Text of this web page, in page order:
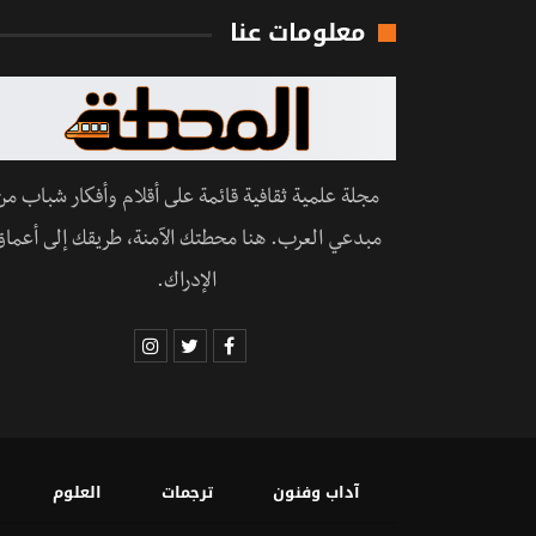
معلومات عنا
مجلة علمية ثقافية قائمة على أقلام وأفكار شباب
مبدعي العرب. هنا محطتك الآمنة، طريقك إلى
الإدراك.
آداب وفنون ترجمات العلوم